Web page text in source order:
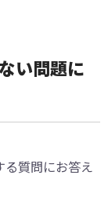
い問題に
質問にお答え